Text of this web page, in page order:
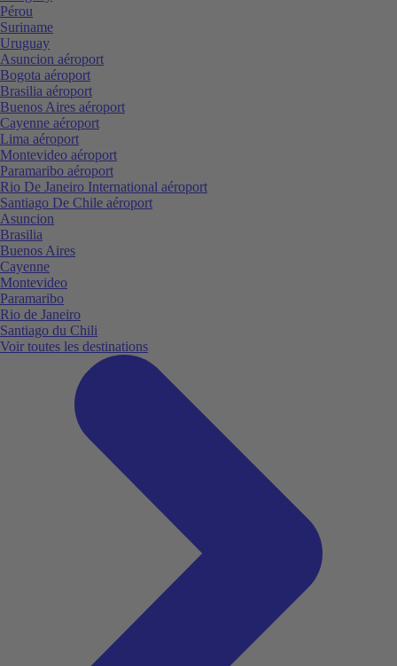
Pérou
Suriname
Uruguay
Asuncion aéroport
Bogota aéroport
Brasilia aéroport
Buenos Aires aéroport
Cayenne aéroport
Lima aéroport
Montevideo aéroport
Paramaribo aéroport
Rio De Janeiro International aéroport
Santiago De Chile aéroport
Asuncion
Brasilia
Buenos Aires
Cayenne
Montevideo
Paramaribo
Rio de Janeiro
Santiago du Chili
Voir toutes les destinations